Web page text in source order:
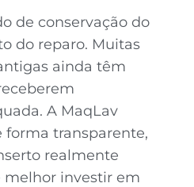
de conservação do
do reparo. Muitas
ainda têm
A MaqLav
transparente,
realmente
melhor investir em